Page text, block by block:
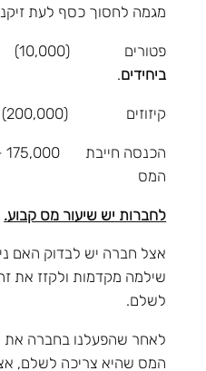
מגמה לחסוך כסף לעת
פטורים (10,000) סעיף 9 –
ביחידים.
קיזוזים (200,000)
המס
לחברות יש שיעור מס קבוע.
אצל חברה יש לבדוק האם
שילמה מקדמות ולקזז את
לשלם.
לאחר שהפעלנו בחברה את
המס שהיא צריכה לשלם,